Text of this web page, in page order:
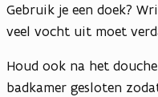
Gebruik je een doek?
veel vocht uit moet
Houd ook na het
badkamer gesloten